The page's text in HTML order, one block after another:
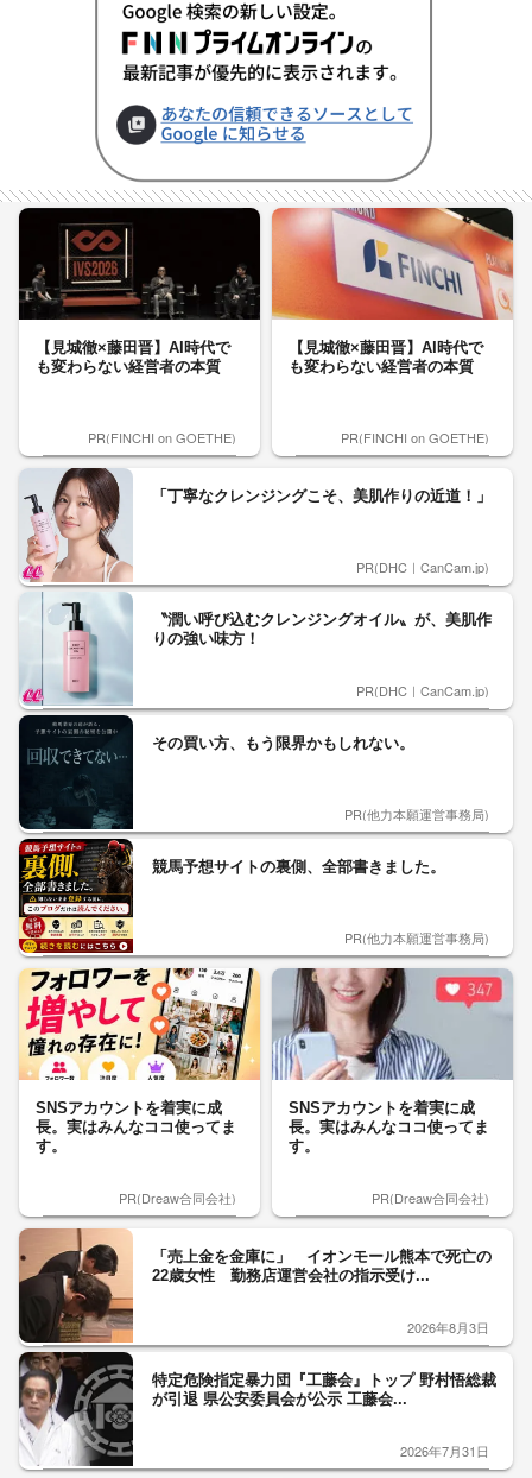
【見城徹×藤田晋】AI時代で
も変わらない経営者の本質
PR(FINCHI on GOETHE)
【見城徹×藤田晋】AI時代で
も変わらない経営者の本質
PR(FINCHI on GOETHE)
「丁寧なクレンジングこそ、美肌作りの近道！」
PR(DHC｜CanCam.jp)
〝潤い呼び込むクレンジングオイル〟が、美肌作
りの強い味方！
PR(DHC｜CanCam.jp)
その買い方、もう限界かもしれない。
PR(他力本願運営事務局)
競馬予想サイトの裏側、全部書きました。
PR(他力本願運営事務局)
SNSアカウントを着実に成
長。実はみんなココ使ってま
す。
PR(Dreaw合同会社)
SNSアカウントを着実に成
長。実はみんなココ使ってま
す。
PR(Dreaw合同会社)
「売上金を金庫に」 イオンモール熊本で死亡の
22歳女性 勤務店運営会社の指示受け...
2026年8月3日
特定危険指定暴力団『工藤会』トップ 野村悟総裁
が引退 県公安委員会が公示 工藤会...
2026年7月31日